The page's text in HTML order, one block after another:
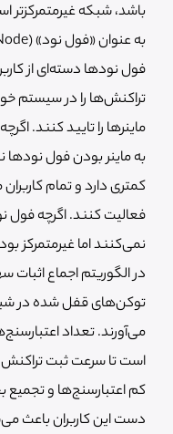
باشد، شبکه
به عنوان «فول نود» (Full Node) هستند.
فول نودها دسته‌ای از
تراکنش‌ها را در سیستم
ماینرها را تایید کنند.
به ماینر بودن فول نودها
کمتری دارد و تمام
فعالیت کنند. اگرچه فول
نمی‌کنند اما غیرمتمرکز
در الگوریتم اجماع اثبات
توکن‌های قفل شده در
می‌آورند. تعداد
است تا سرعت ثبت تراکنش
کم اعتبارسنج‌ها و
دست این کاربران باعث